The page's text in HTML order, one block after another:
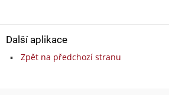
Další aplikace
Zpět na předchozí stranu